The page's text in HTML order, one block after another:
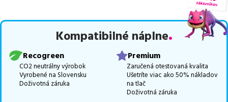
Celá táto certifikovaná ponuka, spĺňajúca normy ISO 9001 a 14001,
zaručuje bezproblémovú tlač.Najlacnejší produktu nás nájdete
Vieme, že pri nákupe zohráva dôležitú úlohu aj dostupnosť. Preto
sa snažímepravidelne naskladňovať produkty, aby boli ihneď k
dispozícii na odoslanie.
Aktuálne máme k tejto tlačiarni
Kompatibilné náplne
Recogreen
CO2 neutrálny výrobok
Vyrobené na Slovensku
Doživotná záruka
Premium
Zaručená otestovaná kvalita
Ušetríte viac ako 50% nákladov
na tlač
Doživotná záruka